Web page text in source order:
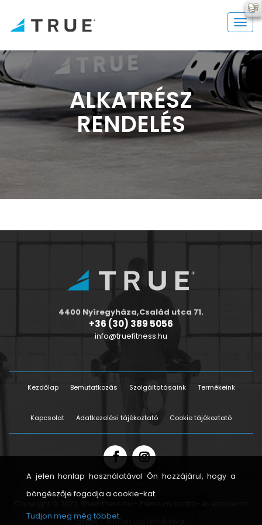
ALKATRÉSZ
RENDELÉS
4400 Nyíregyháza,Család utca 71.
+36 (30) 389 5056
info@truefitness.hu
Kezdőlap Bemutatkozás Szolgáltatásaink Termékeink
Kapcsolat Adatkezelési tájékoztató Cookie tájékoztató
gépek - Minden jog fenntartva.
A jelen honlap használatával Ön hozzájárul, hogy a
böngészője fogadja a cookie-kat.
Tudjon meg még többet.